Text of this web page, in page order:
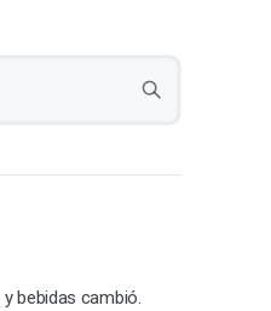
bebidas cambió.